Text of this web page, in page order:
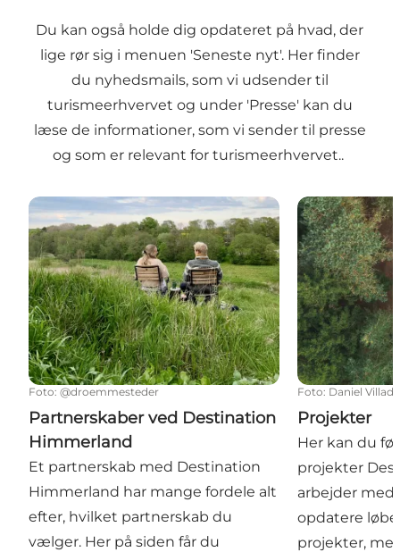
Du kan også holde dig opdateret på hvad, der
lige rør sig i menuen 'Seneste nyt'. Her finder
du nyhedsmails, som vi udsender til
turismeerhvervet og under 'Presse' kan du
læse de informationer, som vi sender til presse
og som er relevant for turismeerhvervet..
Partnerskaber ved Destination Himmerland
Foto: @droemmesteder
Partnerskaber ved Destination
Himmerland
Et partnerskab med Destination
Himmerland har mange fordele alt
efter, hvilket partnerskab du
vælger. Her på siden får du
Projekter
Foto: Daniel
Projekter
Her kan du
projekter
arbejder
opdatere
projekter,